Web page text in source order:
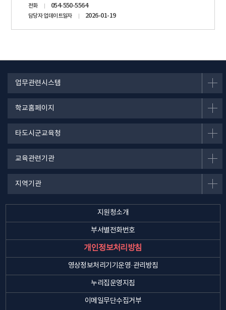
전화 054-550-5564
담당자 업데이트일자 2026-01-19
업무관련시스템
학교홈페이지
타도시군교육청
교육관련기관
지역기관
지원청소개
부서별전화번호
개인정보처리방침
영상정보처리기기운영·관리방침
누리집운영지침
이메일무단수집거부